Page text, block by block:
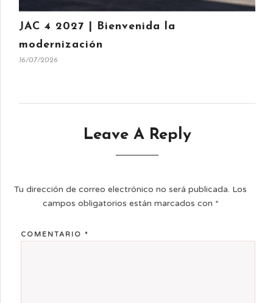
JAC 4 2027 | Bienvenida la
modernización
16/07/2026
Leave A Reply
Tu dirección de correo electrónico no será publicada. Los
campos obligatorios están marcados con *
COMENTARIO *